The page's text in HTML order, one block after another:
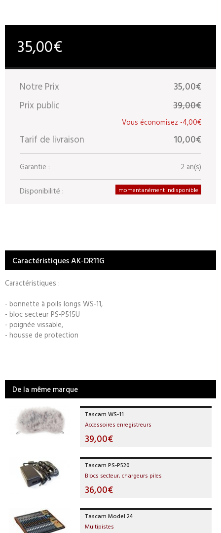
35,00€
Notre Prix
35,00€
Prix public
39,00€
-4,00€
Tarif de livraison 10,00€
Garantie : 2 an(s)
Disponibilité : momentanément indisponible
Caractéristiques AK-DR11G
Caractéristiques :
- bonnette à poils longs WS-11,
- bloc secteur PS-P515U
- poignée vissable,
- housse de protection
De la même marque
Tascam WS-11
Accessoires enregistreurs
39,00€
Tascam PS-P520
Blocs secteur, chargeurs piles
36,00€
Tascam Model 24
Multipistes